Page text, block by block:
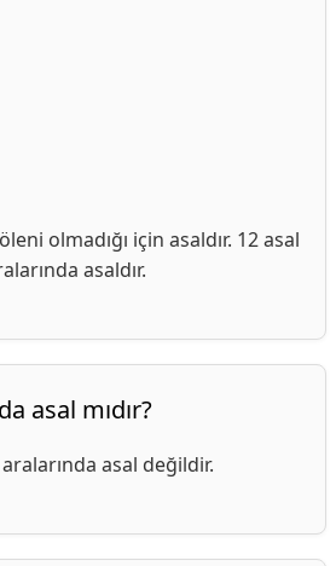
olmadığı için asaldır. 12 asal
asaldır.
asal mıdır?
aralarında asal değildir.